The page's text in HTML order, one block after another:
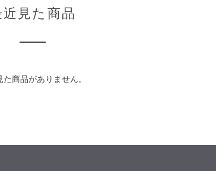
近見た商品
た商品がありません。